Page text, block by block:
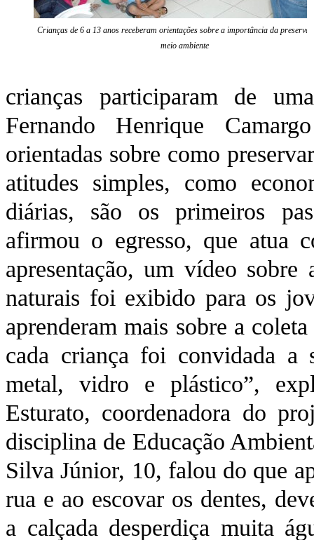
Crianças de 6 a 13 anos receberam orientações sobre a importância da
meio ambiente
crianças participaram de
Fernando Henrique
orientadas sobre como
atitudes simples, como
diárias, são os primeiros
afirmou o egresso, que atua
apresentação, um vídeo sobre
naturais foi exibido para os
aprenderam mais sobre a
cada criança foi convidada a
metal, vidro e plástico”,
Esturato, coordenadora do
disciplina de Educação
Silva Júnior, 10, falou do que
rua e ao escovar os dentes,
a calçada desperdiça muita